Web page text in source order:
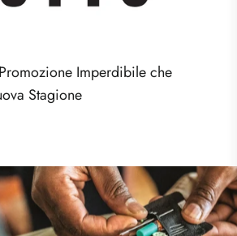
Promozione Imperdibile che
Stagione